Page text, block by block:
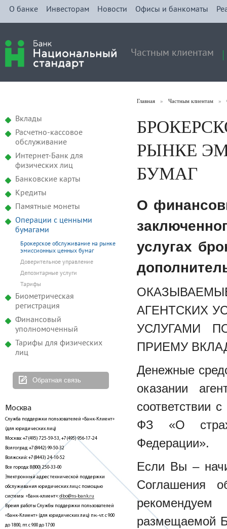
О банке Инвесторам Новости Офисы и банкоматы
Частным клиентам
Вклады
Расчетно-кассовое
обслуживание
Интернет-Банк для
физических лиц
Банковские карты
Кредиты
Памятные монеты
Операции с ценными
бумагами
Брокерское обслуживание на рынке
эмиссионных ценных бумаг
Доверительное управление
Депозитарные услуги
Тарифы
Биометрическая
регистрация
Финансовый
уполномоченный
Тарифы для физических
лиц
Обратная связь
Москва
Служба поддержки пользователей «Банк-Клиент»
(для юридических лиц)
Москва: +7(495) 725-59-53, +7(495) 956-17-24
Волгоград: +7(8442) 99-50-32
Волжский: +7(8443) 24-10-52
Все города: 8(800) 250-33-00
Электронный адрес технической поддержки
обслуживания юридических лиц с помощью
системы «Банк-клиент»:dbo@ns-bank.ru
Время работы Службы поддержки пользователей
«Банк-Клиент» (для юридических лиц) пн.-чт. с 9:00
до 18:00, пт. с 9:00 до 17:00
Главная » Частным клиентам »
РЫНКЕ
БУМАГ
О
услугах
АГЕНТСКИХ
УСЛУГАМИ
ПРИЕМУ
Денежные
оказании
соответствии
ФЗ «О
Федерации».
Если Вы –
Соглашения
размещаемой